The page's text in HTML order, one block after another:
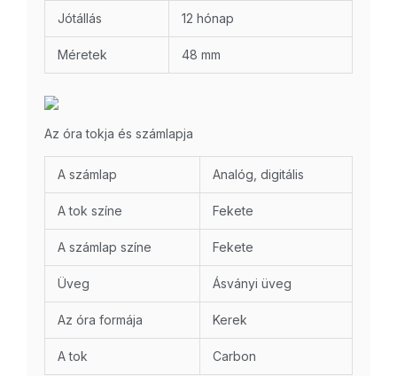
Jótállás 12 hónap
Méretek 48 mm
Az óra tokja és számlapja
A számlap Analóg, digitális
A tok színe Fekete
A számlap színe Fekete
Üveg Ásványi üveg
Az óra formája Kerek
A tok Carbon